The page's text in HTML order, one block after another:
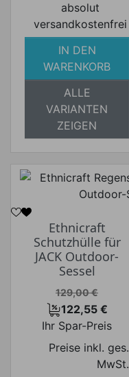
absolut
versandkostenfrei
IN DEN
WARENKORB
ALLE
VARIANTEN
ZEIGEN
Ethnicraft
Schutzhülle für
JACK Outdoor-
Sessel
Verkaufspreis
129,00 €
Preis
122,55 €
Ihr Spar-Preis
Preise inkl. ges.
MwSt.